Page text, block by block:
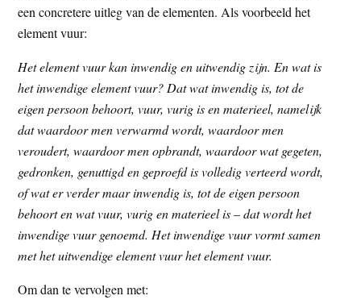
een concretere uitleg van de elementen. Als voorbeeld het
element vuur:
Het element vuur kan inwendig en uitwendig zijn. En wat is
het inwendige element vuur? Dat wat inwendig is, tot de
eigen persoon behoort, vuur, vurig is en materieel, namelijk
dat waardoor men verwarmd wordt, waardoor men
veroudert, waardoor men opbrandt, waardoor wat gegeten,
gedronken, genuttigd en geproefd is volledig verteerd wordt,
of wat er verder maar inwendig is, tot de eigen persoon
behoort en wat vuur, vurig en materieel is – dat wordt het
inwendige vuur genoemd. Het inwendige vuur vormt samen
met het uitwendige element vuur het element vuur.
Om dan te vervolgen met: